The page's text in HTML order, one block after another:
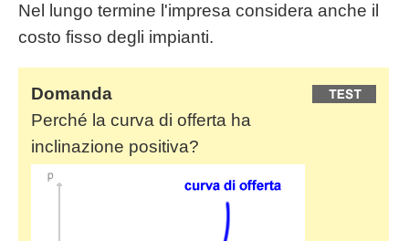
Nel lungo termine l'impresa considera anche il
costo fisso degli impianti.
Domanda
Perché la curva di offerta ha
inclinazione positiva?